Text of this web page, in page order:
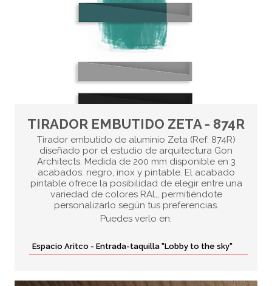
TIRADOR EMBUTIDO ZETA - 874R
Tirador embutido de aluminio Zeta (Ref: 874R)
diseñado por el estudio de arquitectura Gon
Architects. Medida de 200 mm disponible en 3
acabados: negro, inox y pintable. El acabado
pintable ofrece la posibilidad de elegir entre una
variedad de colores RAL, permitiéndote
personalizarlo según tus preferencias.
Puedes verlo en:
Espacio Aritco - Entrada-taquilla "Lobby to the sky"